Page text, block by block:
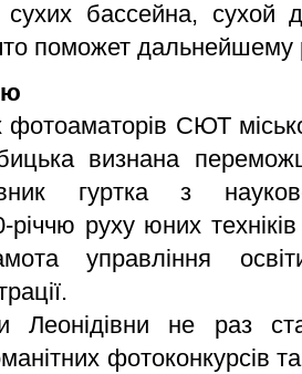
сухих бассейна, сухой
поможет дальнейшему
СЮТ
визнана
гуртка з науково-
річчю руху юних
управління
Леонідівни не раз
фотоконкурсів